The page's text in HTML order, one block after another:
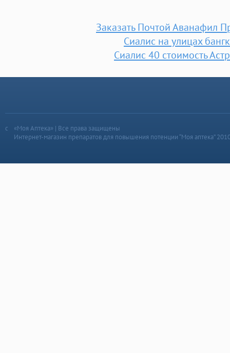
Заказать Почтой Аванафил
Сиалис на улицах
Сиалис 40 стоимость
«Моя Аптека» | Все права защищены
Интернет-магазин препаратов для повышения потенции “Моя аптека”